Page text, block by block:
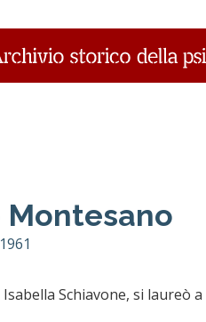
Montesano
Schiavone, si laureò a